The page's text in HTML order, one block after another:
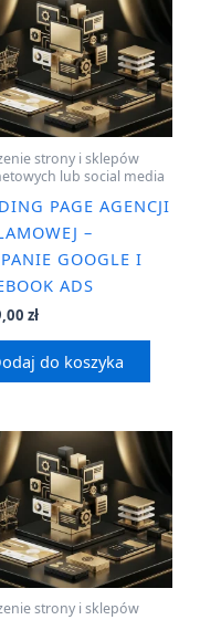
strony i sklepów
lub social media
PAGE AGENCJI
–
GOOGLE I
ADS
zł
do koszyka
strony i sklepów